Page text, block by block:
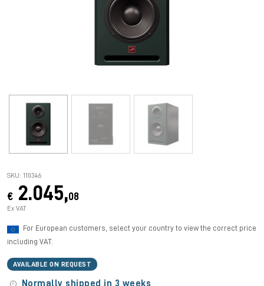
SKU: 110346
€ 2.045,08
Ex VAT
For European customers, select your country to view the correct price
including VAT.
AVAILABLE ON REQUEST
Normally shipped in 3 weeks